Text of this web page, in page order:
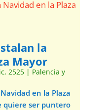
la
Mayor
2525| Palencia y
en la Plaza
quiere ser puntero